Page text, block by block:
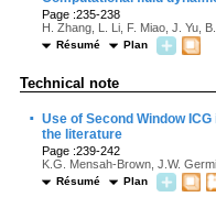
Page :235-238
H. Zhang, L. Li, F. Miao, J. Yu,
Résumé Plan
Technical note
· Use of Second Window
the literature
Page :239-242
K.G. Mensah-Brown, J.W.
Résumé Plan